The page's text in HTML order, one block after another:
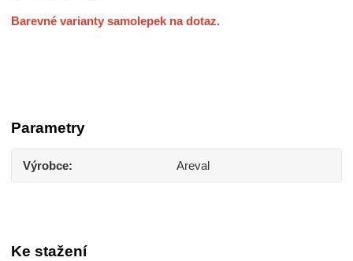
Barevné varianty samolepek na dotaz.
Parametry
Výrobce Areval
Ke stažení